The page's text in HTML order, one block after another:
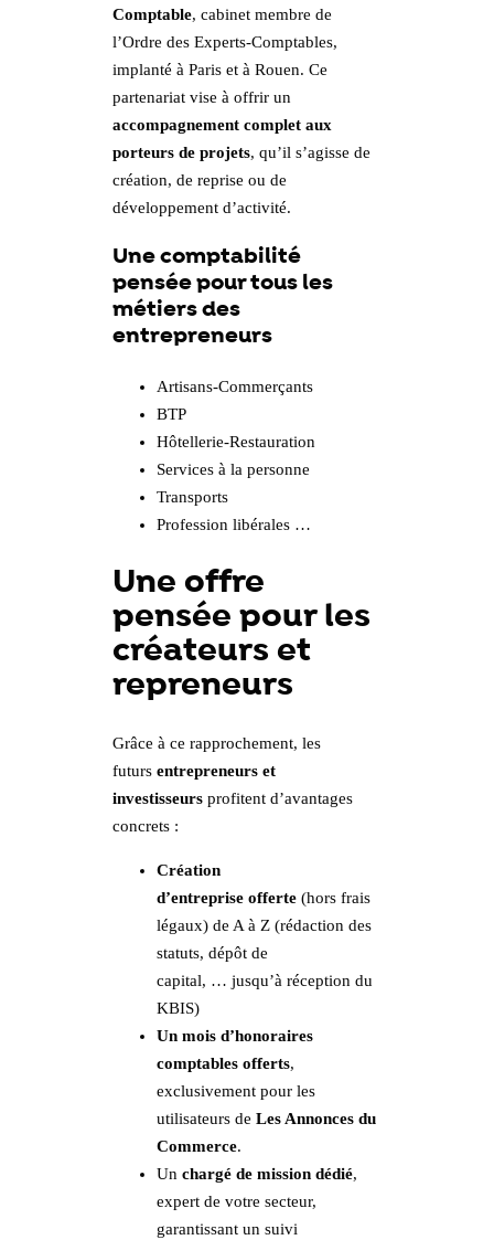
Comptable, cabinet membre de
l’Ordre des Experts-Comptables,
implanté à Paris et à Rouen. Ce
partenariat vise à offrir un
accompagnement complet aux
porteurs de projets, qu’il s’agisse de
création, de reprise ou de
développement d’activité.
Une comptabilité
pensée pour tous les
métiers des
entrepreneurs
Artisans-Commerçants
BTP
Hôtellerie-Restauration
Services à la personne
Transports
Profession libérales …
Une offre
pensée pour les
créateurs et
repreneurs
Grâce à ce rapprochement, les
futurs entrepreneurs et
investisseursprofitent d’avantages
concrets :
Création
d’entreprise offerte(hors frais
légaux) de A à Z (rédaction des
statuts, dépôt de
capital, … jusqu’à réception du
KBIS)
Un mois d’honoraires
comptables offerts,
exclusivement pour les
utilisateurs de Les Annonces du
Commerce.
Un chargé de mission dédié,
expert de votre secteur,
garantissant un suivi